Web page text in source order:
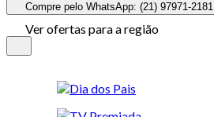
Compre pelo WhatsApp: (21) 97971-2181
Ver ofertas para a região